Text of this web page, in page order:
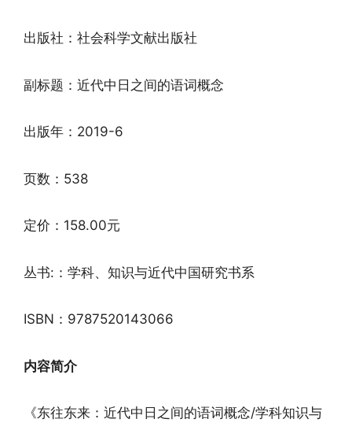
出版社：社会科学文献出版社
副标题：近代中日之间的语词概念
出版年：2019-6
页数：538
定价：158.00元
丛书:：学科、知识与近代中国研究书系
ISBN：9787520143066
内容简介
《东往东来：近代中日之间的语词概念/学科知识与